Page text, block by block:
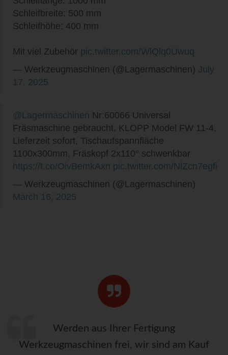
Schleifbreite: 500 mm
Schleifhöhe: 400 mm
Mit viel Zubehör pic.twitter.com/WlQlq0Uwuq
— Werkzeugmaschinen (@Lagermaschinen) July
17, 2025
@Lagermaschinen Nr:60066 Universal
Fräsmaschine gebraucht, KLOPP Model FW 11-4,
Lieferzeit sofort, Tischaufspannfläche
1100x300mm, Fräskopf 2x110° schwenkbar
https://t.co/OivBemkAxn pic.twitter.com/NlZcn7egfi
— Werkzeugmaschinen (@Lagermaschinen)
March 16, 2025
Werden aus Ihrer Fertigung
Werkzeugmaschinen frei, wir sind am Kauf